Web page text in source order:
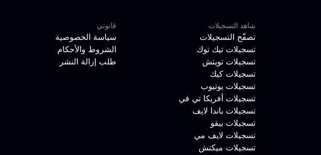
شاهد التسجيلات
تصفّح التسجيلات
تسجيلات تيك توك
تسجيلات تويتش
تسجيلات كيك
تسجيلات يوتيوب
تسجيلات أفريكا تي في
تسجيلات باندا لايف
تسجيلات بيقو
تسجيلات لايف مي
تسجيلات ميكتش
قانوني
سياسة الخصوصية
الشروط والأحكام
طلب إزالة النشر